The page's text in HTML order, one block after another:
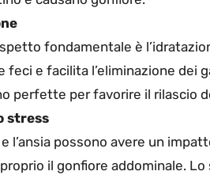
fondamentale è
feci e facilita l’eliminazione dei
perfette per favorire il rilascio
stress
l’ansia possono avere un
il gonfiore addominale.